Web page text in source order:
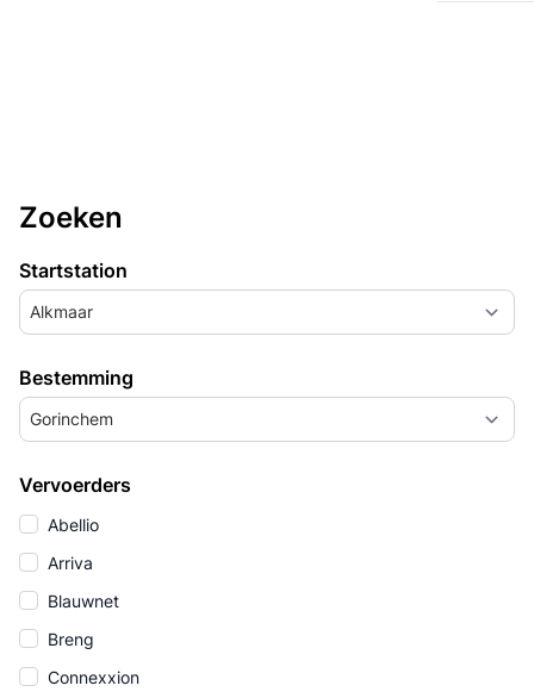
Zoeken
Startstation
Alkmaar
Bestemming
Gorinchem
Vervoerders
Abellio
Arriva
Blauwnet
Breng
Connexxion